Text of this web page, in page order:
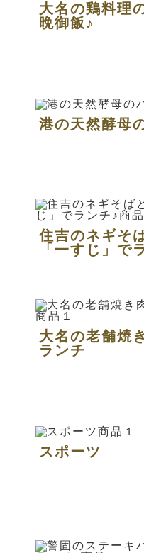
大名の鶏料理
晩御飯♪
港の天然酵母
住吉のネギそ
「一すじ」で
大名の老舗焼
ランチ
スポーツ